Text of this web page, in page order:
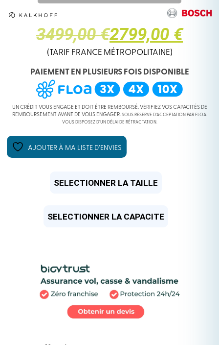
3499,00 €LE
PRIX
INITIAL
ÉTAIT :
3499,00 €.
2799,00 €
LE
PRIX
ACTUEL
EST :
2799,00 €.
(TARIF FRANCE MÉTROPOLITAINE)
PAIEMENT EN PLUSIEURS FOIS DISPONIBLE
UN CRÉDIT VOUS ENGAGE ET DOIT ÊTRE REMBOURSÉ. VÉRIFIEZ VOS CAPACITÉS DE
REMBOURSEMENT AVANT DE VOUS ENGAGER. SOUS RÉSERVE D’ACCEPTATION PAR FLOA.
VOUS DISPOSEZ D’UN DÉLAI DE RÉTRACTATION.
AJOUTER À MA LISTE D’ENVIES